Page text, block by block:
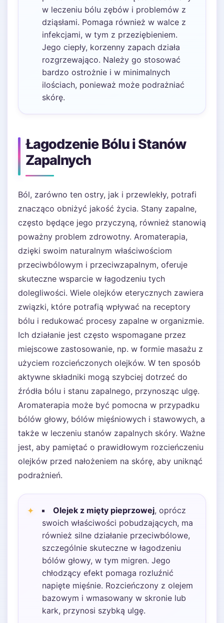
w leczeniu bólu zębów i problemów z
dziąsłami. Pomaga również w walce z
infekcjami, w tym z przeziębieniem.
Jego ciepły, korzenny zapach działa
rozgrzewająco. Należy go stosować
bardzo ostrożnie i w minimalnych
ilościach, ponieważ może podrażniać
skórę.
Łagodzenie Bólu i Stanów
Zapalnych
Ból, zarówno ten ostry, jak i przewlekły, potrafi
znacząco obniżyć jakość życia. Stany zapalne,
często będące jego przyczyną, również stanowią
poważny problem zdrowotny. Aromaterapia,
dzięki swoim naturalnym właściwościom
przeciwbólowym i przeciwzapalnym, oferuje
skuteczne wsparcie w łagodzeniu tych
dolegliwości. Wiele olejków eterycznych zawiera
związki, które potrafią wpływać na receptory
bólu i redukować procesy zapalne w organizmie.
Ich działanie jest często wspomagane przez
miejscowe zastosowanie, np. w formie masażu z
użyciem rozcieńczonych olejków. W ten sposób
aktywne składniki mogą szybciej dotrzeć do
źródła bólu i stanu zapalnego, przynosząc ulgę.
Aromaterapia może być pomocna w przypadku
bólów głowy, bólów mięśniowych i stawowych, a
także w leczeniu stanów zapalnych skóry. Ważne
jest, aby pamiętać o prawidłowym rozcieńczeniu
olejków przed nałożeniem na skórę, aby uniknąć
podrażnień.
Olejek z mięty pieprzowej, oprócz
swoich właściwości pobudzających, ma
również silne działanie przeciwbólowe,
szczególnie skuteczne w łagodzeniu
bólów głowy, w tym migren. Jego
chłodzący efekt pomaga rozluźnić
napięte mięśnie. Rozcieńczony z olejem
bazowym i wmasowany w skronie lub
kark, przynosi szybką ulgę.